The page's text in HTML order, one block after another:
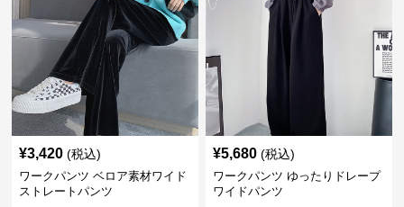
¥3,420 (税込)
ワークパンツ ベロア素材ワイド
ストレートパンツ
¥5,680 (税込)
ワークパンツ ゆったりドレープ
ワイドパンツ